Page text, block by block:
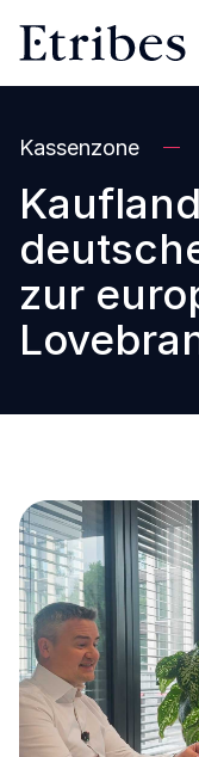
Kassenzone
zur